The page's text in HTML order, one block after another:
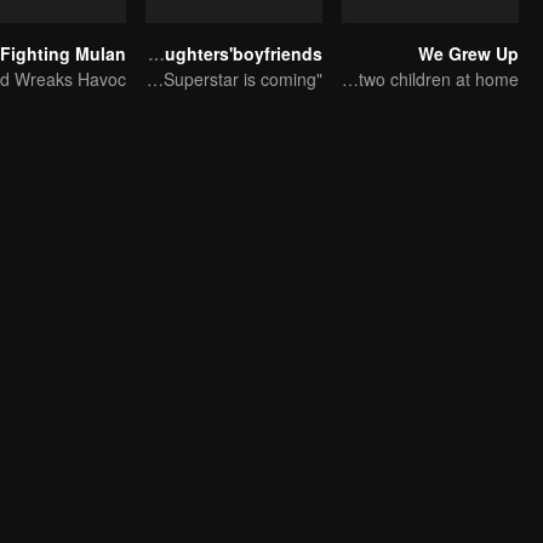
We Grew Up
How do you feel about having two children at home?
Daughters'boyfriends
"Father Alliance" Superstar is coming
Fighting Mulan